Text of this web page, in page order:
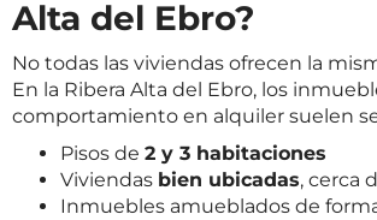
Alta del Ebro?
No todas las viviendas ofrecen la
En la Ribera Alta del Ebro, los
comportamiento en alquiler suelen
Pisos de 2 y 3 habitaciones
Viviendas bien ubicadas, cerca
Inmuebles amueblados de